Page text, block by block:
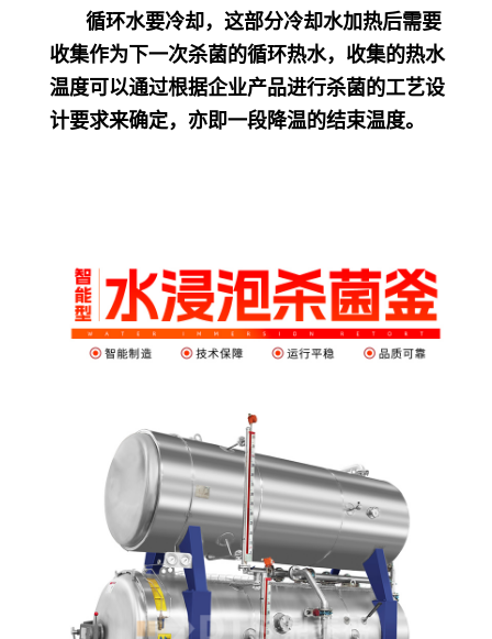
循环水要冷却，这部分冷却水加热后需要
收集作为下一次杀菌的循环热水，收集的热水
温度可以通过根据企业产品进行杀菌的工艺设
计要求来确定，亦即一段降温的结束温度。